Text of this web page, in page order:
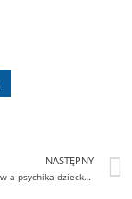
NASTĘPNY
Rozwód rodziców a psychika dziecka – jak pomóc dziecku przejść przez zmianę?